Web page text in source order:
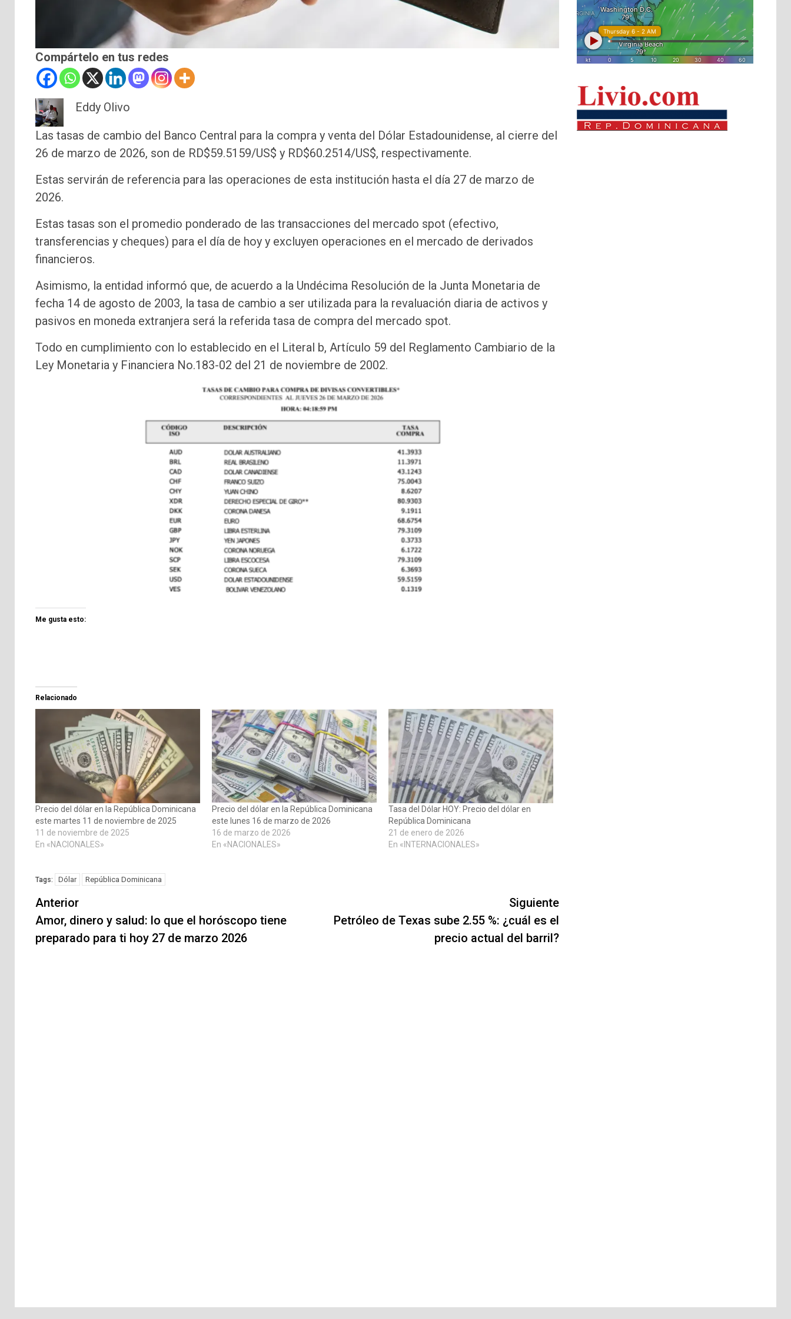
Compártelo en tus redes
Eddy Olivo
Las tasas de cambio del Banco Central para la compra y venta del Dólar Estadounidense, al cierre del
26 de marzo de 2026, son de RD$59.5159/US$ y RD$60.2514/US$, respectivamente.
Estas servirán de referencia para las operaciones de esta institución hasta el día 27 de marzo de
2026.
Estas tasas son el promedio ponderado de las transacciones del mercado spot (efectivo,
transferencias y cheques) para el día de hoy y excluyen operaciones en el mercado de derivados
financieros.
Asimismo, la entidad informó que, de acuerdo a la Undécima Resolución de la Junta Monetaria de
fecha 14 de agosto de 2003, la tasa de cambio a ser utilizada para la revaluación diaria de activos y
pasivos en moneda extranjera será la referida tasa de compra del mercado spot.
Todo en cumplimiento con lo establecido en el Literal b, Artículo 59 del Reglamento Cambiario de la
Ley Monetaria y Financiera No.183-02 del 21 de noviembre de 2002.
Me gusta esto:
Relacionado
Precio del dólar en la República Dominicana
este martes 11 de noviembre de 2025
11 de noviembre de 2025
En «NACIONALES»
Precio del dólar en la República Dominicana
este lunes 16 de marzo de 2026
16 de marzo de 2026
En «NACIONALES»
Tasa del Dólar HOY: Precio del dólar en
República Dominicana
21 de enero de 2026
En «INTERNACIONALES»
Tags: Dólar República Dominicana
Navegación
de
entradas
Anterior
Amor, dinero y salud: lo que el horóscopo tiene
preparado para ti hoy 27 de marzo 2026
Siguiente
Petróleo de Texas sube 2.55 %: ¿cuál es el
precio actual del barril?